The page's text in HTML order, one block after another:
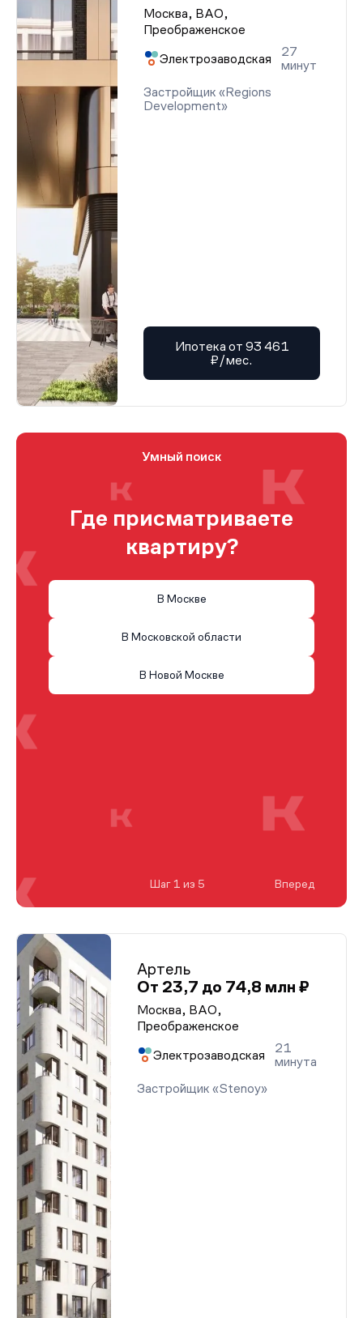
Москва, ВАО,
Преображенское
Электрозаводская
27
минут
Застройщик «Regions
Development»
Ипотека от 93 461
₽/мес.
Артель
От 23,7 до 74,8 млн ₽
Москва, ВАО,
Преображенское
Электрозаводская
21
минута
Застройщик «Stenoy»
Умный поиск
Где присматриваете
квартиру?
В Москве
В Московской области
В Новой Москве
Шаг 1 из 5 Вперед